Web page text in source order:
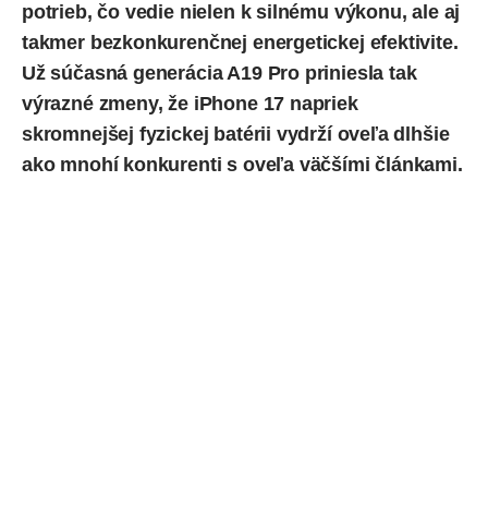
potrieb, čo vedie nielen k silnému výkonu, ale aj
takmer bezkonkurenčnej energetickej efektivite.
Už súčasná generácia A19 Pro priniesla tak
výrazné zmeny, že iPhone 17 napriek
skromnejšej fyzickej batérii vydrží oveľa dlhšie
ako mnohí konkurenti s oveľa väčšími článkami.